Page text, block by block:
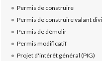
Permis de construire
Permis de construire valant
Permis de démolir
Permis modificatif
Projet d'intérêt général (PIG)